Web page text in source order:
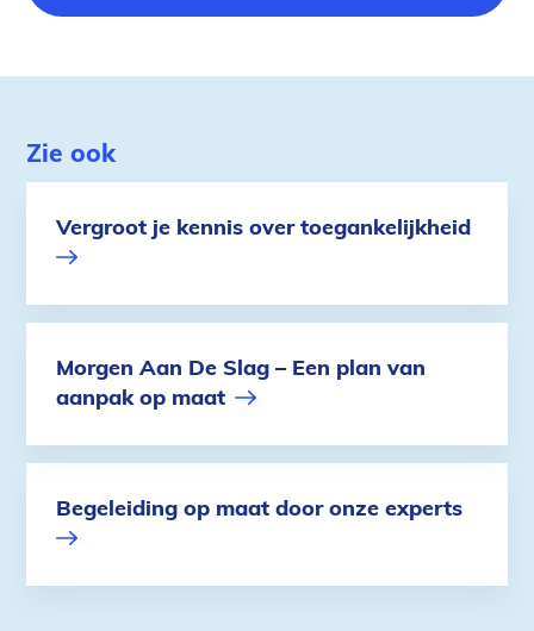
Zie ook
Vergroot je kennis over toegankelijkheid
Morgen Aan De Slag – Een plan van
aanpak op maat
Begeleiding op maat door onze experts